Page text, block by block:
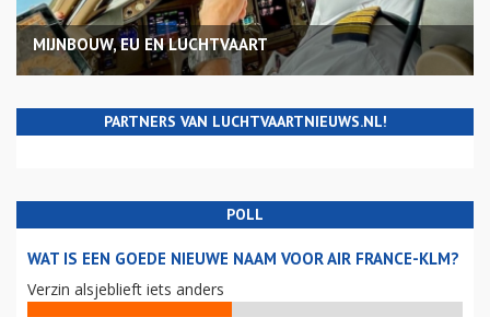
MIJNBOUW, EU EN LUCHTVAART
PARTNERS VAN LUCHTVAARTNIEUWS.NL!
POLL
WAT IS EEN GOEDE NIEUWE NAAM VOOR AIR FRANCE-KLM?
Verzin alsjeblieft iets anders